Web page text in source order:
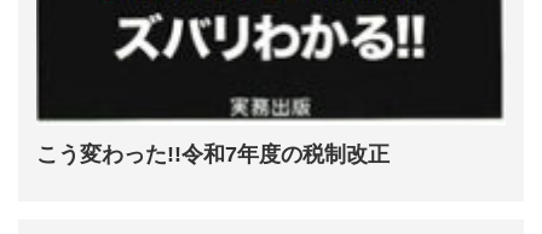
こう変わった!!令和7年度の税制改正